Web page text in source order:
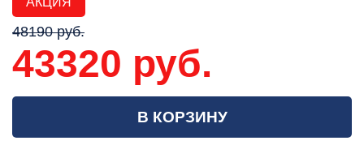
48190 руб.
43320 руб.
В КОРЗИНУ